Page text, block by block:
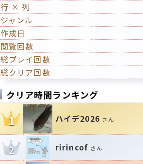
行 × 列
ジャンル
作成日
閲覧回数
総プレイ回数
総クリア回数
クリア時間ランキング
1 ハイデ2026 さん
2 ririncof さん